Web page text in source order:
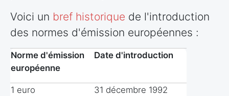
Voici un bref historique de l'introduction
des normes d'émission européennes :
Norme d'émission
européenne
Date d'introduction
1 euro 31 décembre 1992